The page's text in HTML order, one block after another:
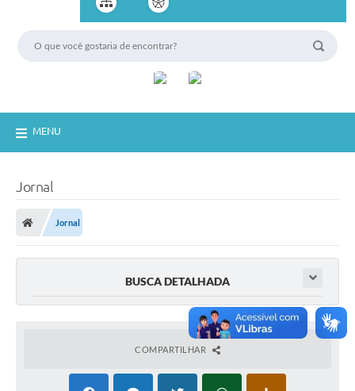
MENU
Jornal
Jornal
BUSCA DETALHADA
COMPARTILHAR